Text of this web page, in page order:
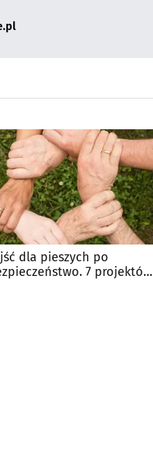
dla pieszych po
7 projektów